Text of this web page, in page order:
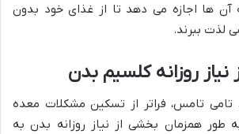
ها اجازه می دهد تا از غذای خود بدون
لذت ببرند.
روزانه کلسیم بدن
تامی تامس، فراتر از تسکین مشکلات معده
همزمان بخشی از نیاز روزانه بدن به